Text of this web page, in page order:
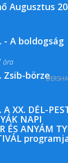
Augusztus
- A boldogság
óra
Zsib-börze
A XX. DÉL-
NAPI
ÉS ANYÁM